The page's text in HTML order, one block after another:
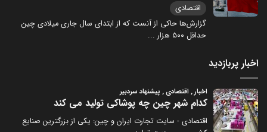
اقتصادی
گزارش‌ها حاکی از آنست که از ابتدای سال جاری میلادی چین
حداقل ۵۰۰ هزار
...
اخبار پربازدید